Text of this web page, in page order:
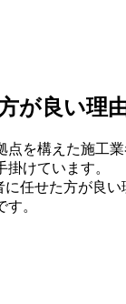
が良い理
を構えた施工業
けています。
任せた方が良い
。